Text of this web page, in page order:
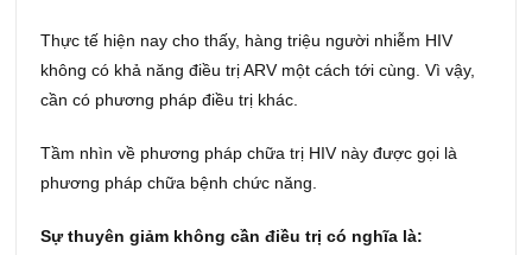
Thực tế hiện nay cho thấy, hàng triệu người nhiễm HIV
không có khả năng điều trị ARV một cách tới cùng. Vì vậy,
cần có phương pháp điều trị khác.
Tầm nhìn về phương pháp chữa trị HIV này được gọi là
phương pháp chữa bệnh chức năng.
Sự thuyên giảm không cần điều trị có nghĩa là: